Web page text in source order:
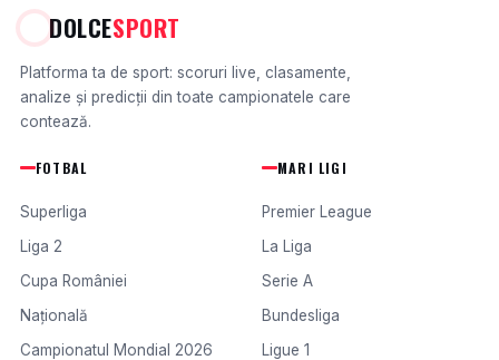
DOLCESPORT
Platforma ta de sport: scoruri live, clasamente,
analize și predicții din toate campionatele care
contează.
FOTBAL
Superliga
Liga 2
Cupa României
Națională
Campionatul Mondial 2026
MARI LIGI
Premier League
La Liga
Serie A
Bundesliga
Ligue 1